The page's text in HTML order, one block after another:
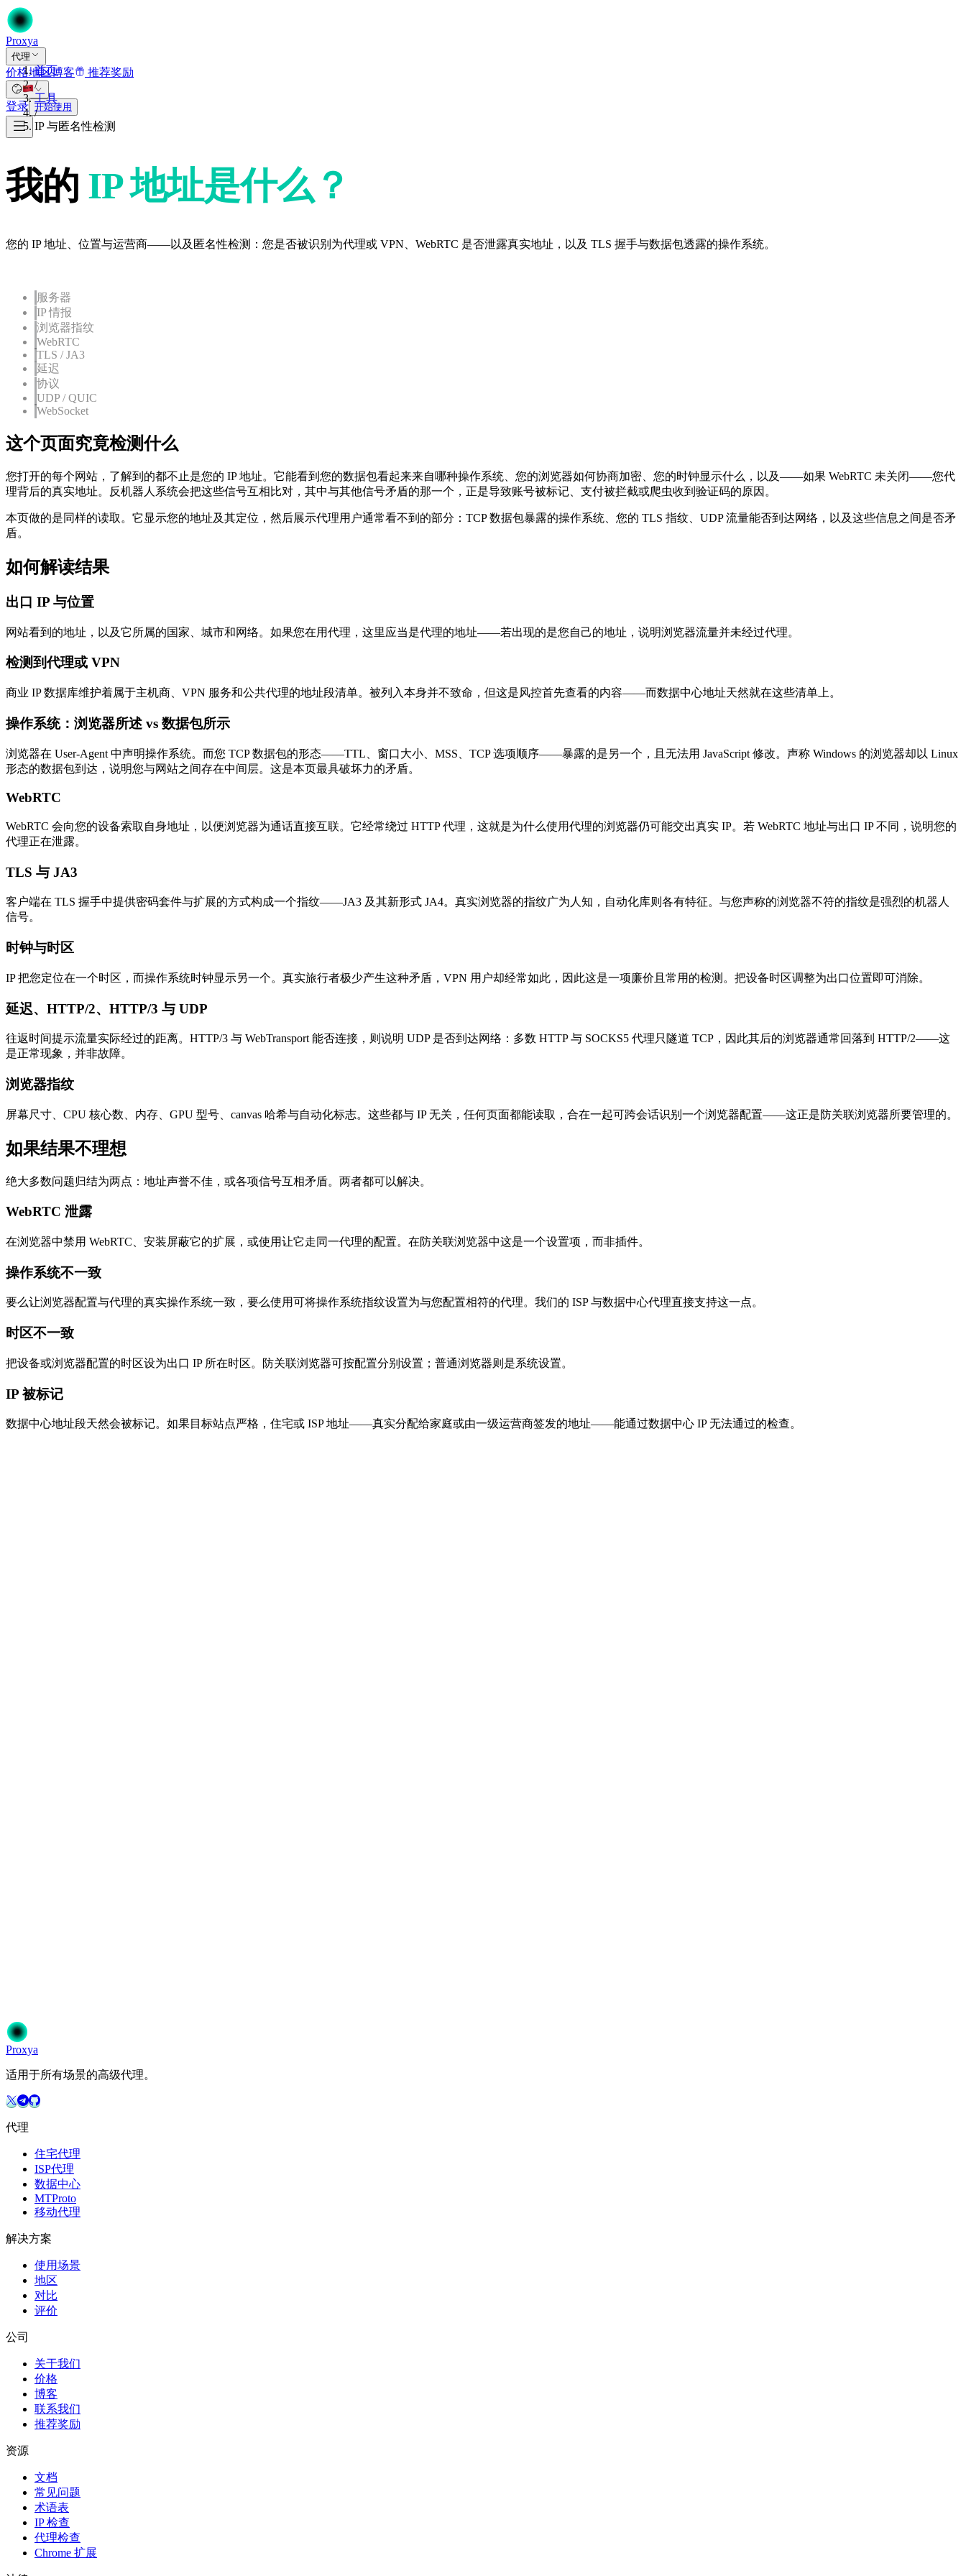
Proxya
代理
价格地区博客 推荐奖励
登录 开始使用
首页
/
工具
/
IP 与匿名性检测
我的 IP 地址是什么？
您的 IP 地址、位置与运营商——以及匿名性检测：您是否被识别为代理或 VPN、WebRTC 是否泄露真实地址，以及 TLS 握手与数据包透露的操作系统。
服务器
IP 情报
浏览器指纹
WebRTC
TLS / JA3
延迟
协议
UDP / QUIC
WebSocket
这个页面究竟检测什么
您打开的每个网站，了解到的都不止是您的 IP 地址。它能看到您的数据包看起来来自哪种操作系统、您的浏览器如何协商加密、您的时钟显示什么，以及——如果 WebRTC 未关闭——您代
理背后的真实地址。反机器人系统会把这些信号互相比对，其中与其他信号矛盾的那一个，正是导致账号被标记、支付被拦截或爬虫收到验证码的原因。
本页做的是同样的读取。它显示您的地址及其定位，然后展示代理用户通常看不到的部分：TCP 数据包暴露的操作系统、您的 TLS 指纹、UDP 流量能否到达网络，以及这些信息之间是否矛
盾。
如何解读结果
出口 IP 与位置
网站看到的地址，以及它所属的国家、城市和网络。如果您在用代理，这里应当是代理的地址——若出现的是您自己的地址，说明浏览器流量并未经过代理。
检测到代理或 VPN
商业 IP 数据库维护着属于主机商、VPN 服务和公共代理的地址段清单。被列入本身并不致命，但这是风控首先查看的内容——而数据中心地址天然就在这些清单上。
操作系统：浏览器所述 vs 数据包所示
浏览器在 User-Agent 中声明操作系统。而您 TCP 数据包的形态——TTL、窗口大小、MSS、TCP 选项顺序——暴露的是另一个，且无法用 JavaScript 修改。声称 Windows 的浏览器却以 Linux
形态的数据包到达，说明您与网站之间存在中间层。这是本页最具破坏力的矛盾。
WebRTC
WebRTC 会向您的设备索取自身地址，以便浏览器为通话直接互联。它经常绕过 HTTP 代理，这就是为什么使用代理的浏览器仍可能交出真实 IP。若 WebRTC 地址与出口 IP 不同，说明您的
代理正在泄露。
TLS 与 JA3
客户端在 TLS 握手中提供密码套件与扩展的方式构成一个指纹——JA3 及其新形式 JA4。真实浏览器的指纹广为人知，自动化库则各有特征。与您声称的浏览器不符的指纹是强烈的机器人
信号。
时钟与时区
IP 把您定位在一个时区，而操作系统时钟显示另一个。真实旅行者极少产生这种矛盾，VPN 用户却经常如此，因此这是一项廉价且常用的检测。把设备时区调整为出口位置即可消除。
延迟、HTTP/2、HTTP/3 与 UDP
往返时间提示流量实际经过的距离。HTTP/3 与 WebTransport 能否连接，则说明 UDP 是否到达网络：多数 HTTP 与 SOCKS5 代理只隧道 TCP，因此其后的浏览器通常回落到 HTTP/2——这
是正常现象，并非故障。
浏览器指纹
屏幕尺寸、CPU 核心数、内存、GPU 型号、canvas 哈希与自动化标志。这些都与 IP 无关，任何页面都能读取，合在一起可跨会话识别一个浏览器配置——这正是防关联浏览器所要管理的。
如果结果不理想
绝大多数问题归结为两点：地址声誉不佳，或各项信号互相矛盾。两者都可以解决。
WebRTC 泄露
在浏览器中禁用 WebRTC、安装屏蔽它的扩展，或使用让它走同一代理的配置。在防关联浏览器中这是一个设置项，而非插件。
操作系统不一致
要么让浏览器配置与代理的真实操作系统一致，要么使用可将操作系统指纹设置为与您配置相符的代理。我们的 ISP 与数据中心代理直接支持这一点。
时区不一致
把设备或浏览器配置的时区设为出口 IP 所在时区。防关联浏览器可按配置分别设置；普通浏览器则是系统设置。
IP 被标记
数据中心地址段天然会被标记。如果目标站点严格，住宅或 ISP 地址——真实分配给家庭或由一级运营商签发的地址——能通过数据中心 IP 无法通过的检查。
Proxya
适用于所有场景的高级代理。
代理
住宅代理
ISP代理
数据中心
MTProto
移动代理
解决方案
使用场景
地区
对比
评价
公司
关于我们
价格
博客
联系我们
推荐奖励
资源
文档
常见问题
术语表
IP 检查
代理检查
Chrome 扩展